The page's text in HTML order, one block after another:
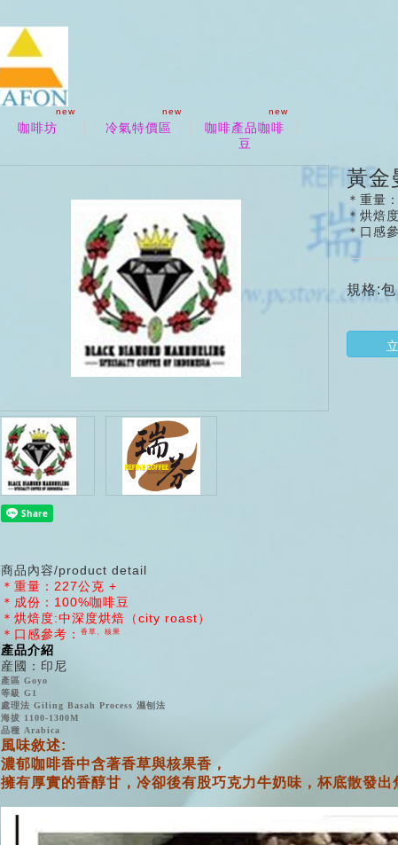
new
咖啡坊
new
冷氣特價區
new
咖啡產品咖啡
豆
黃金
＊重量
＊烘焙
＊口感
規格:包
商品內容/product detail
＊重量：227公克 +
＊成份：100%咖啡豆
＊烘焙度:中深度烘焙（city roast）
＊口感參考：
香草、核果
產品介紹
産國：印尼
產區 Goyo
等級 G1
處理法 Giling Basah Process 濕刨法
海拔 1100-1300M
品種 Arabica
風味敘述:
濃郁咖啡香中含著香草與核果香，
擁有厚實的香醇甘，冷卻後有股巧克力牛奶味， 杯底散發出